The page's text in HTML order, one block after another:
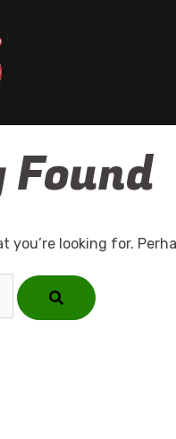
you’re looking for.